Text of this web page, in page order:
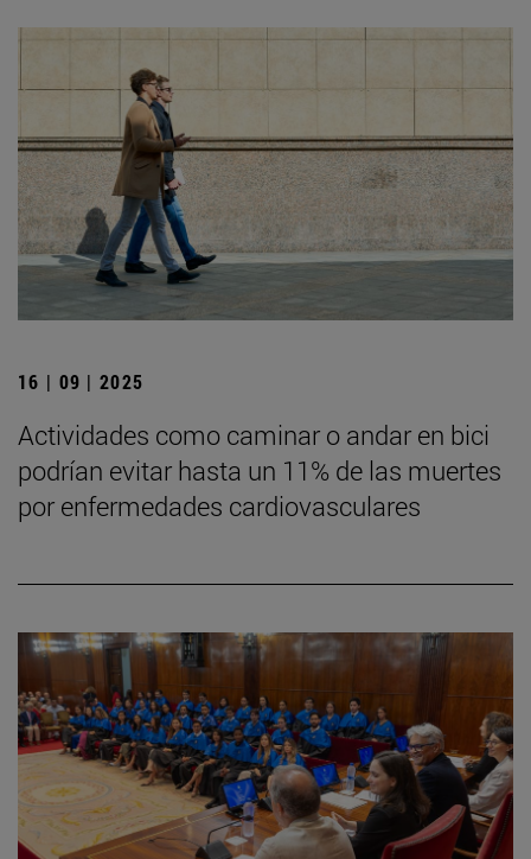
16 | 09 | 2025
Actividades como caminar o andar en bici
podrían evitar hasta un 11% de las muertes
por enfermedades cardiovasculares